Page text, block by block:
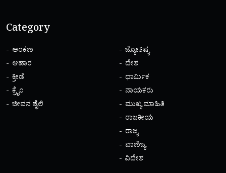
Category
ಅಂಕಣ
ಆಹಾರ
ಕ್ರೀಡೆ
ಕ್ರೈಂ
ಜೀವನ ಶೈಲಿ
ಜ್ಯೋತಿಷ್ಯ
ದೇಶ
ಧಾರ್ಮಿಕ
ನಾಯಕರು
ಮುಖ್ಯ ಮಾಹಿತಿ
ರಾಜಕೀಯ
ರಾಜ್ಯ
ವಾಣಿಜ್ಯ
ವಿದೇಶ